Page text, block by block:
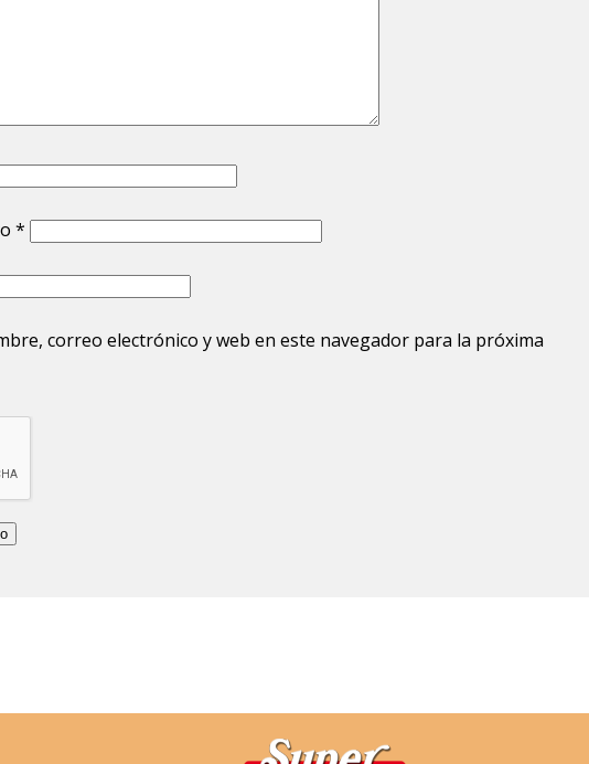
*
correo electrónico y web en este navegador para la próxima